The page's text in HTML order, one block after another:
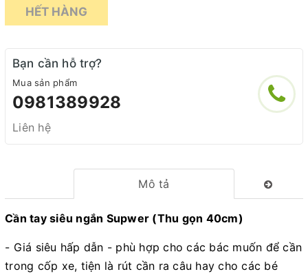
HẾT HÀNG
Bạn cần hỗ trợ?
Mua sản phẩm
0981389928
Liên hệ
Mô tả
Cần tay siêu ngắn Supwer (Thu gọn 40cm)
- Giá siêu hấp dẫn - phù hợp cho các bác muốn để cần
trong cốp xe, tiện là rút cần ra câu hay cho các bé